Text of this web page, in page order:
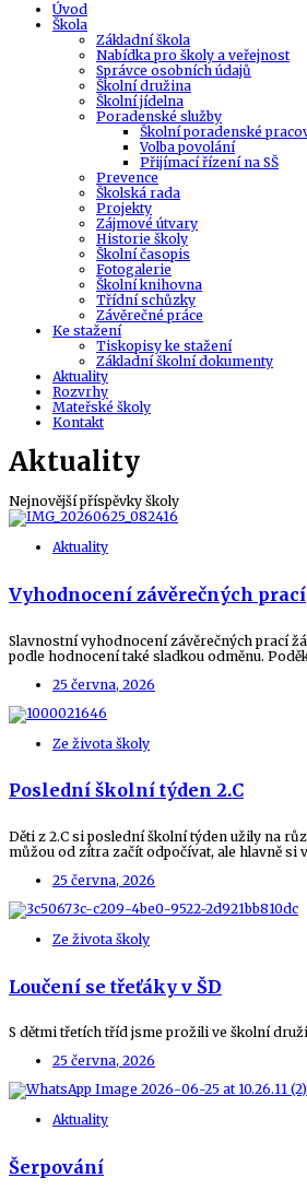
Úvod
Škola
Základní škola
Nabídka pro školy a veřejnost
Správce osobních údajů
Školní družina
Školní jídelna
Poradenské služby
Školní poradenské
Volba povolání
Přijímací řízení na SŠ
Prevence
Školská rada
Projekty
Zájmové útvary
Historie školy
Školní časopis
Fotogalerie
Školní knihovna
Třídní schůzky
Závěrečné práce
Ke stažení
Tiskopisy ke stažení
Základní školní dokumenty
Aktuality
Rozvrhy
Mateřské školy
Kontakt
Aktuality
Nejnovější příspěvky školy
Aktuality
Vyhodnocení závěrečných prací
Slavnostní vyhodnocení závěrečných prací
podle hodnocení také sladkou odměnu.
25 června, 2026
Ze života školy
Poslední školní týden 2.C
Děti z 2.C si poslední školní týden užily na
můžou od zítra začít odpočívat, ale hlavně si
25 června, 2026
Ze života školy
Loučení se třeťáky v ŠD
S dětmi třetích tříd jsme prožili ve školní
25 června, 2026
Aktuality
Šerpování